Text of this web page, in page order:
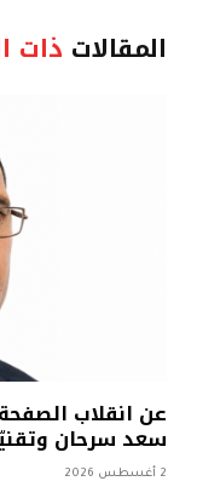
المقالات ذات
عن انقلاب
سعد سرحان
2 أغسطس 2026